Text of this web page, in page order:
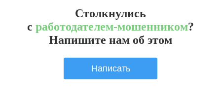
Столкнулись
с работодателем-мошенником?
Напишите нам об этом
Написать